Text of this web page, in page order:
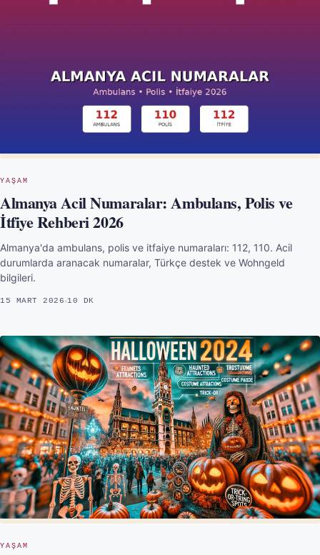
YAŞAM
Almanya Acil Numaralar: Ambulans, Polis ve
İtfiye Rehberi 2026
Almanya'da ambulans, polis ve itfaiye numaraları: 112, 110. Acil
durumlarda aranacak numaralar, Türkçe destek ve Wohngeld
bilgileri.
15 MART 2026 10 DK
YAŞAM